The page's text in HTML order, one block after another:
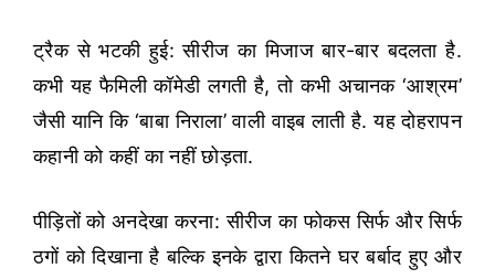
ट्रैक से भटकी हुई: सीरीज का मिजाज बार-बार बदलता है.
कभी यह फैमिली कॉमेडी लगती है, तो कभी अचानक ‘आश्रम’
जैसी यानि कि ‘बाबा निराला’ वाली वाइब लाती है. यह दोहरापन
कहानी को कहीं का नहीं छोड़ता.
पीड़ितों को अनदेखा करना: सीरीज का फोकस सिर्फ और सिर्फ
ठगों को दिखाना है बल्कि इनके द्वारा कितने घर बर्बाद हुए और